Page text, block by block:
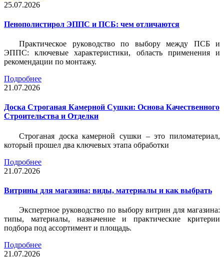
25.07.2026
Пенополистирол ЭППС и ПСБ: чем отличаются
Практическое руководство по выбору между ПСБ и
ЭППС: ключевые характеристики, область применения и
рекомендации по монтажу.
Подробнее
21.07.2026
Доска Строганая Камерной Сушки: Основа Качественного
Строительства и Отделки
Строганая доска камерной сушки – это пиломатериал,
который прошел два ключевых этапа обработки
Подробнее
21.07.2026
Витрины для магазина: виды, материалы и как выбрать
Экспертное руководство по выбору витрин для магазина:
типы, материалы, назначение и практические критерии
подбора под ассортимент и площадь.
Подробнее
21.07.2026